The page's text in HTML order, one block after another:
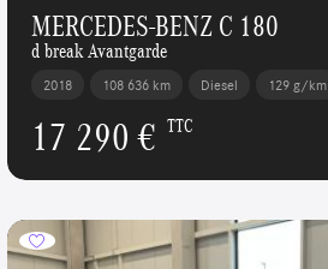
MERCEDES-BENZ C 180
d break Avantgarde
2018 108 636 km Diesel 129 g/km
17 290 € TTC